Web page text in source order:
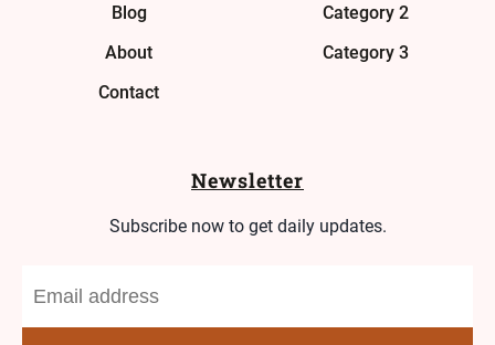
Blog
About
Contact
Category 2
Category 3
Newsletter
Subscribe now to get daily updates.